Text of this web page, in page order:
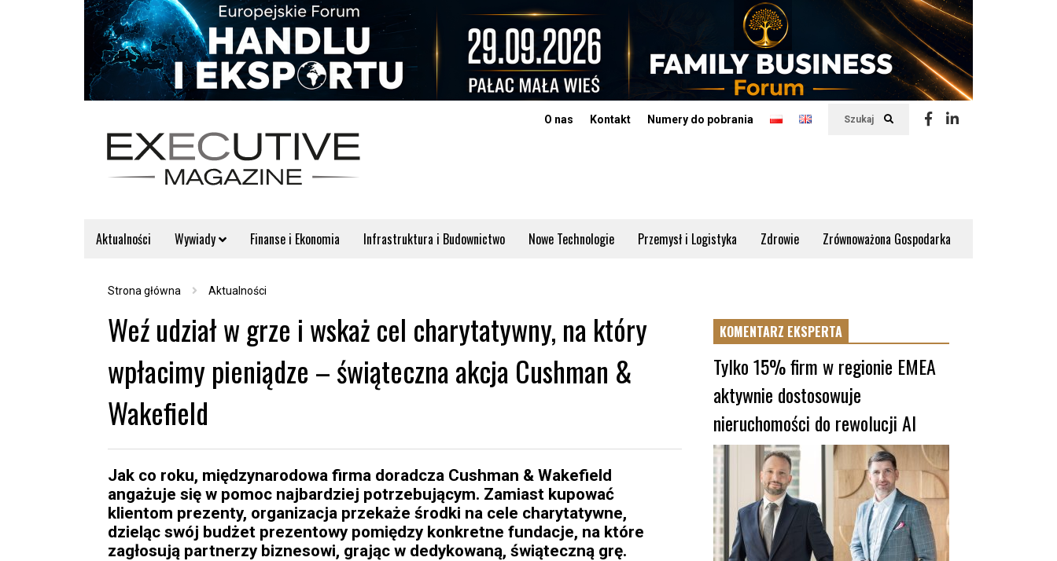
Szukaj
O nas Kontakt Numery do pobrania
Aktualności Wywiady Finanse i Ekonomia Infrastruktura i Budownictwo Nowe Technologie Przemysł i Logistyka Zdrowie Zrównoważona Gospodarka
Strona główna Aktualności
Weź udział w grze i wskaż cel charytatywny, na który
wpłacimy pieniądze – świąteczna akcja Cushman &
Wakefield
Jak co roku, międzynarodowa firma doradcza Cushman & Wakefield
angażuje się w pomoc najbardziej potrzebującym. Zamiast kupować
klientom prezenty, organizacja przekaże środki na cele charytatywne,
dzieląc swój budżet prezentowy pomiędzy konkretne fundacje, na które
zagłosują partnerzy biznesowi, grając w dedykowaną, świąteczną grę.
KOMENTARZ EKSPERTA
Tylko 15% firm w regionie EMEA
aktywnie dostosowuje
nieruchomości do rewolucji AI